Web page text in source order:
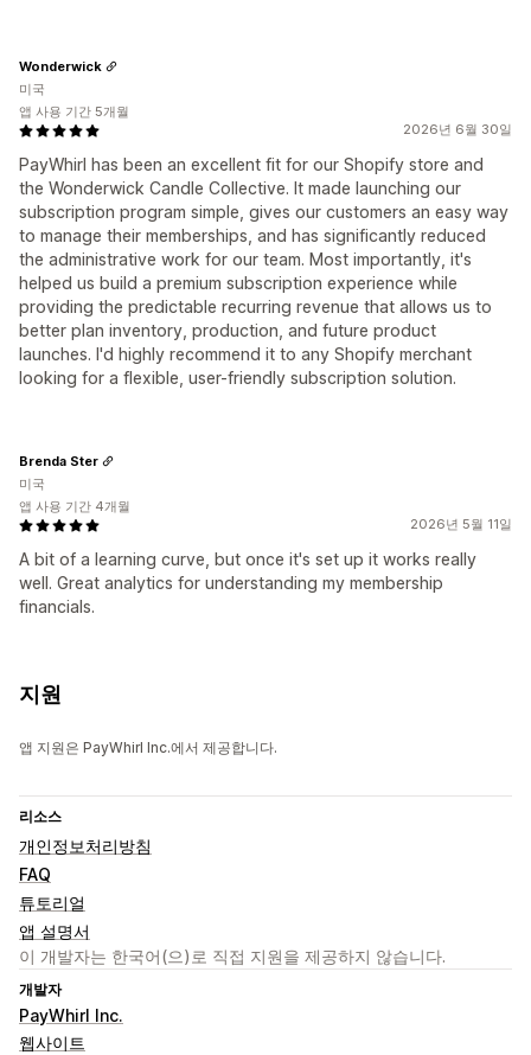
2026년 6월 30일
PayWhirl has been an excellent fit for our Shopify store and
the Wonderwick Candle Collective. It made launching our
subscription program simple, gives our customers an easy way
to manage their memberships, and has significantly reduced
the administrative work for our team. Most importantly, it's
helped us build a premium subscription experience while
providing the predictable recurring revenue that allows us to
better plan inventory, production, and future product
launches. I'd highly recommend it to any Shopify merchant
looking for a flexible, user-friendly subscription solution.
Wonderwick
미국
앱 사용 기간 5개월
2026년 5월 11일
A bit of a learning curve, but once it's set up it works really
well. Great analytics for understanding my membership
financials.
Brenda Ster
미국
앱 사용 기간 4개월
지원
앱 지원은 PayWhirl Inc.에서 제공합니다.
리소스
개인정보처리방침
FAQ
튜토리얼
앱 설명서
이 개발자는 한국어(으)로 직접 지원을 제공하지 않습니다.
개발자
PayWhirl Inc.
웹사이트